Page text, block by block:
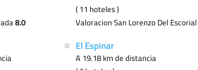
8.0
( 11 hoteles )
Valoracion San Lorenzo Del Escorial
El Espinar
A 19.18 km de distancia